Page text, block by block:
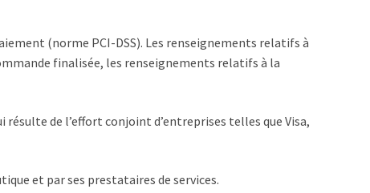
(norme PCI-DSS). Les renseignements relatifs à
finalisée, les renseignements relatifs à la
de l’effort conjoint d’entreprises telles que Visa,
et par ses prestataires de services.